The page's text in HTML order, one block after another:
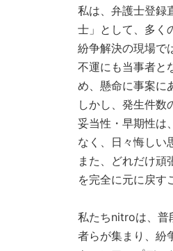
私は、弁護士登録
士」として、多く
紛争解決の現場で
不運にも当事者と
め、懸命に事案に
しかし、発生件数
妥当性・早期性は
なく、日々悔しい
また、どれだけ頑
を完全に元に戻す
私たちnitroは、普
者らが集まり、紛